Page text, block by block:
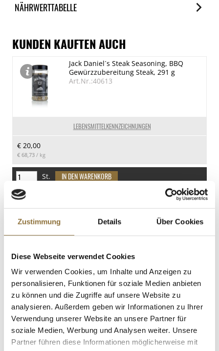
Zustimmung Details Über Cookies
Diese Webseite verwendet Cookies
Wir verwenden Cookies, um Inhalte und Anzeigen zu
personalisieren, Funktionen für soziale Medien anbieten
zu können und die Zugriffe auf unsere Website zu
analysieren. Außerdem geben wir Informationen zu Ihrer
Verwendung unserer Website an unsere Partner für
soziale Medien, Werbung und Analysen weiter. Unsere
Partner führen diese Informationen möglicherweise mit
NÄHRWERTTABELLE
je 100ml
Brennwert
232 kJ/55 kcal
Fett
0.3 g
davon gesättigte Fettsäuren
12.9 g
11.9 g
Eiweiß
0.1 g
Salz
KUNDEN KAUFTEN AUCH
LEBENSMITTELKENNZEICHNUNGEN
Jack Daniel´s Steak Seasoning, BBQ
Gewürzzubereitung Steak, 291 g
Art.Nr.:40613
€ 20,00
€ 68,73 / kg
St.
Sojasauce - Shoyu, Healthy Boy, dunkel,
mit Pilzen, 700 ml
Art.Nr.:24832
€ 7,30
€ 10,43/ Liter
St.
Große Muschelnudeln zum Füllen,